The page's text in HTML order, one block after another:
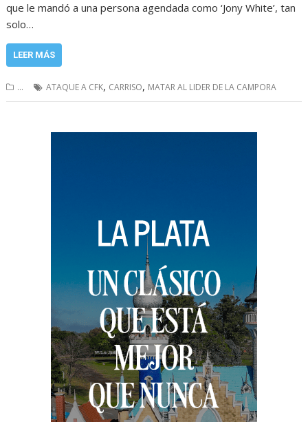
que le mandó a una persona agendada como ‘Jony White’, tan
solo…
LEER MÁS
... ATAQUE A CFK, CARRISO, MATAR AL LIDER DE LA CAMPORA